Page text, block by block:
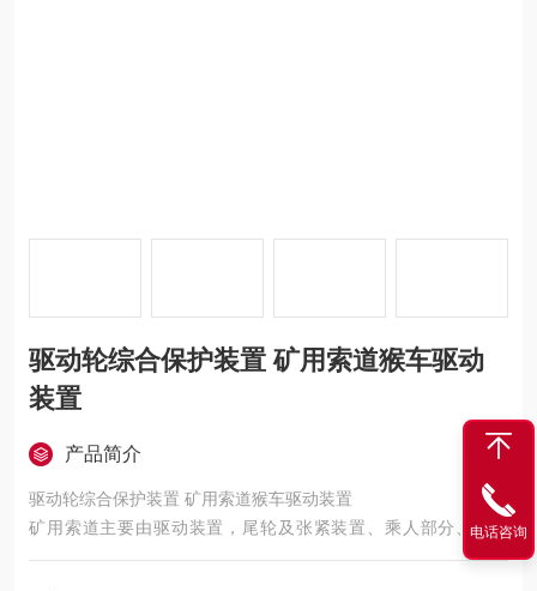
驱动轮综合保护装置 矿用索道猴车驱动
装置
产品简介
驱动轮综合保护装置 矿用索道猴车驱动装置
矿用索道主要由驱动装置，尾轮及张紧装置、乘人部分、钢丝
绳、托（压）轮部分、电控部分及综合保护装置组成。
电话咨询